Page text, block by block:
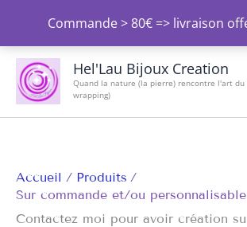
Commande > 80€ => livraison
contenu
Hel'Lau Bijoux Creation
Quand la nature (la pierre) rencontre l'art
wrapping)
Accueil
Produits
Sur commande et/ou personnalisable
Contactez moi pour avoir création
Trié
du
plus
récent
plus